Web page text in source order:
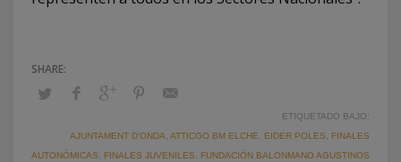
ETIQUETADO BAJO:
AJUNTAMENT D'ONDA, ATTICGO BM ELCHE, EIDER POLES, FINALES
AUTONÓMICAS, FINALES JUVENILES, FUNDACIÓN BALONMANO AGUSTINOS